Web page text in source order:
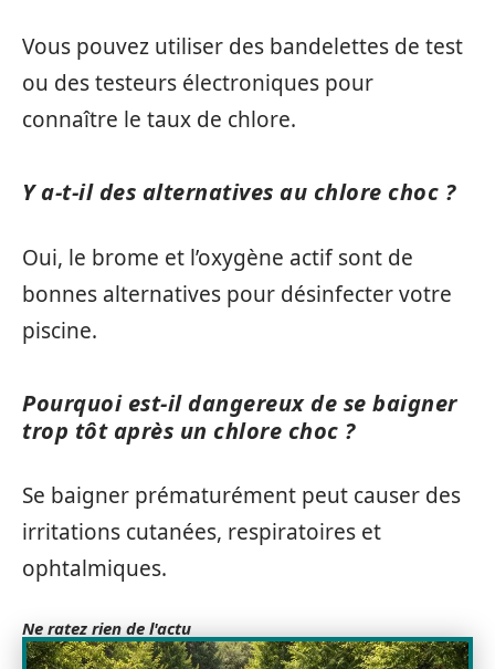
Vous pouvez utiliser des bandelettes de test
ou des testeurs électroniques pour
connaître le taux de chlore.
Y a-t-il des alternatives au chlore choc ?
Oui, le brome et l’oxygène actif sont de
bonnes alternatives pour désinfecter votre
piscine.
Pourquoi est-il dangereux de se baigner
trop tôt après un chlore choc ?
Se baigner prématurément peut causer des
irritations cutanées, respiratoires et
ophtalmiques.
Ne ratez rien de l'actu